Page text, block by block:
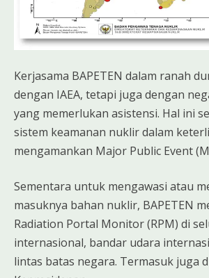
Kerjasama BAPETEN dalam ranah
dengan IAEA, tetapi juga dengan
yang memerlukan asistensi. Hal ini
sistem keamanan nuklir dalam
mengamankan Major Public Event
Sementara untuk mengawasi atau
masuknya bahan nuklir, BAPETEN
Radiation Portal Monitor (RPM) di
internasional, bandar udara
lintas batas negara. Termasuk juga